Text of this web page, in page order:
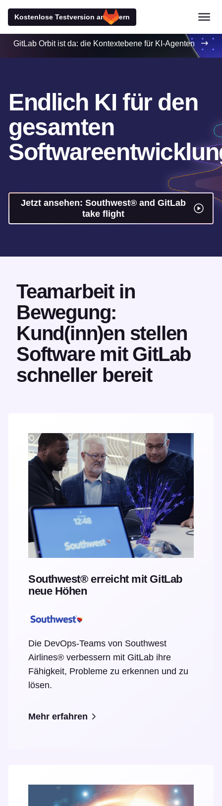
Kostenlose Testversion anfordern
GitLab Orbit ist da: die Kontextebene für KI-Agenten
Endlich KI für den
gesamten
Jetzt ansehen: Southwest® and GitLab
take flight
Teamarbeit in
Bewegung:
Kund(inn)en stellen
Software mit GitLab
schneller bereit
Southwest® erreicht mit GitLab
neue Höhen
Die DevOps-Teams von Southwest
Airlines® verbessern mit GitLab ihre
Fähigkeit, Probleme zu erkennen und zu
lösen.
Mehr erfahren